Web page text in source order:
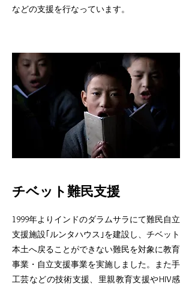
などの支援を行なっています。
チベット難民支援
1999年よりインドのダラムサラにて難民自立
支援施設｢ルンタハウス｣を建設し、チベット
本土へ戻ることができない難民を対象に教育
事業・自立支援事業を実施しました。また手
工芸などの技術支援、里親教育支援やHIV感